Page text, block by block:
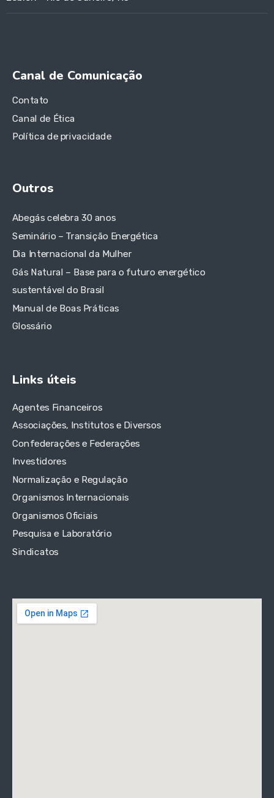
Canal de Comunicação
Contato
Canal de Ética
Política de privacidade
Outros
Abegás celebra 30 anos
Seminário – Transição Energética
Dia Internacional da Mulher
Gás Natural – Base para o futuro energético
sustentável do Brasil
Manual de Boas Práticas
Glossário
Links úteis
Agentes Financeiros
Associações, Institutos e Diversos
Confederações e Federações
Investidores
Normalização e Regulação
Organismos Internacionais
Organismos Oficiais
Pesquisa e Laboratório
Sindicatos